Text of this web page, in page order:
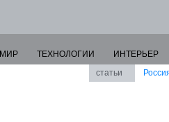
МИР ТЕХНОЛОГИИ
ИНТЕРЬЕР
статьи